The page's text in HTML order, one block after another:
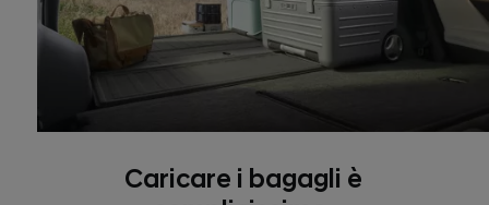
Caricare i bagagli è